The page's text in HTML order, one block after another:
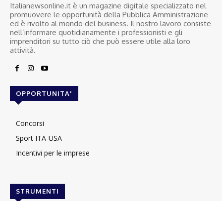
Italianewsonline.it è un magazine digitale specializzato nel
promuovere le opportunità della Pubblica Amministrazione
ed è rivolto al mondo del business. Il nostro lavoro consiste
nell’informare quotidianamente i professionisti e gli
imprenditori su tutto ciò che può essere utile alla loro
attività.
OPPORTUNITA'
Concorsi
Sport ITA-USA
Incentivi per le imprese
STRUMENTI